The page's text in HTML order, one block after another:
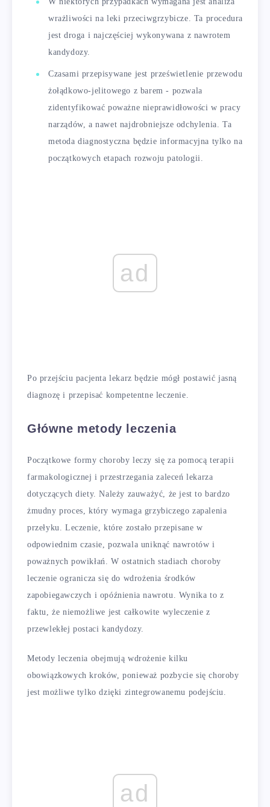
wrażliwości na leki przeciwgrzybicze. Ta procedura
jest droga i najczęściej wykonywana z nawrotem
kandydozy.
Czasami przepisywane jest prześwietlenie przewodu
żołądkowo-jelitowego z barem - pozwala
zidentyfikować poważne nieprawidłowości w pracy
narządów, a nawet najdrobniejsze odchylenia. Ta
metoda diagnostyczna będzie informacyjna tylko na
początkowych etapach rozwoju patologii.
ad
Po przejściu pacjenta lekarz będzie mógł postawić jasną
diagnozę i przepisać kompetentne leczenie.
Główne metody leczenia
Początkowe formy choroby leczy się za pomocą terapii
farmakologicznej i przestrzegania zaleceń lekarza
dotyczących diety. Należy zauważyć, że jest to bardzo
żmudny proces, który wymaga grzybiczego zapalenia
przełyku. Leczenie, które zostało przepisane w
odpowiednim czasie, pozwala uniknąć nawrotów i
poważnych powikłań. W ostatnich stadiach choroby
leczenie ogranicza się do wdrożenia środków
zapobiegawczych i opóźnienia nawrotu. Wynika to z
faktu, że niemożliwe jest całkowite wyleczenie z
przewlekłej postaci kandydozy.
Metody leczenia obejmują wdrożenie kilku
obowiązkowych kroków, ponieważ pozbycie się choroby
jest możliwe tylko dzięki zintegrowanemu podejściu.
ad